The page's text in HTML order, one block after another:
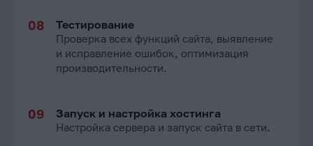
Тестирование
Проверка всех функций сайта, выявление
и исправление ошибок, оптимизация
производительности.
Запуск и настройка хостинга
Настройка сервера и запуск сайта в сети.